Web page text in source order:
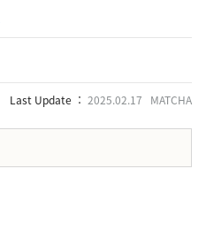
Last Update ： 2025.02.17 MATCHA